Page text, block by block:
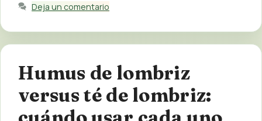
Deja un comentario
Humus de lombriz
versus té de lombriz: